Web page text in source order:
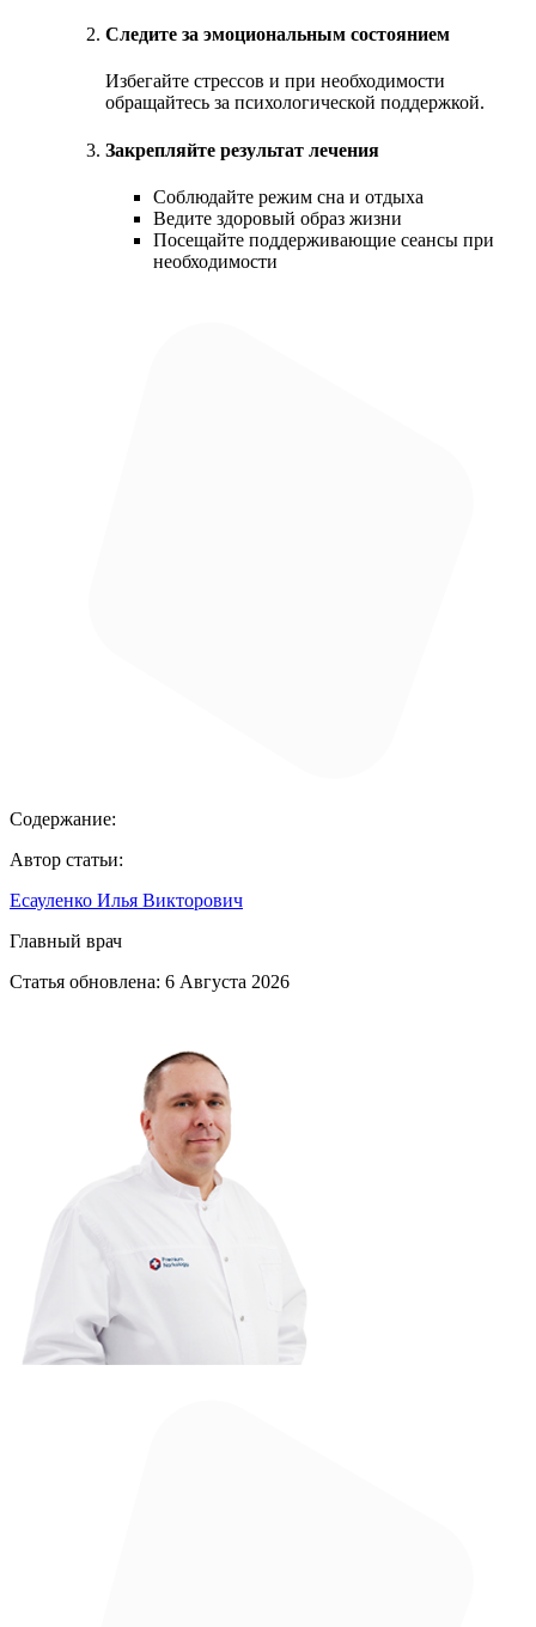
Следите за эмоциональным состоянием
Избегайте стрессов и при необходимости
обращайтесь за психологической поддержкой.
Закрепляйте результат лечения
Соблюдайте режим сна и отдыха
Ведите здоровый образ жизни
Посещайте поддерживающие сеансы при
необходимости
Содержание:
Автор статьи:
Есауленко Илья Викторович
Главный врач
Статья обновлена: 6 Августа 2026